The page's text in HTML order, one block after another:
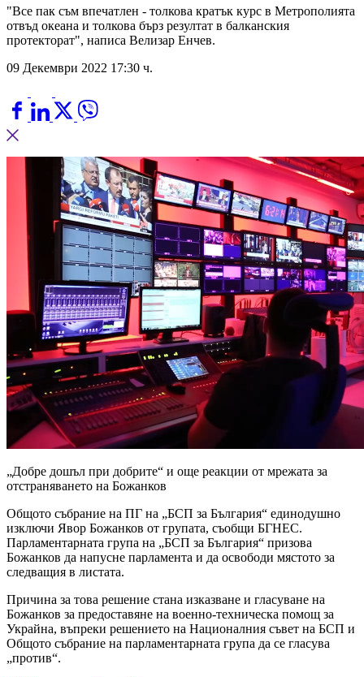
"Все пак съм впечатлен - толкова кратък курс в Метрополията
отвъд океана и толкова бърз резултат в балканския
протекторат", написа Велизар Енчев.
09 Декември 2022 17:30 ч.
„Добре дошъл при добрите“ и още реакции от мрежата за
отстраняването на Божанков
Общото събрание на ПГ на „БСП за България“ единодушно
изключи Явор Божанков от групата, съобщи БГНЕС.
Парламентарната група на „БСП за България“ призова
Божанков да напусне парламента и да освободи мястото за
следващия в листата.
Причина за това решение стана изказване и гласуване на
Божанков за предоставяне на военно-техническа помощ за
Украйна, въпреки решението на Националния съвет на БСП и
Общото събрание на парламентарната група да се гласува
„против“.